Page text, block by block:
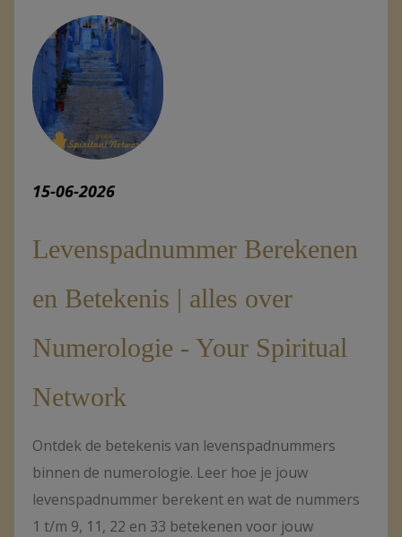
15-06-2026
Levenspadnummer Berekenen
en Betekenis | alles over
Numerologie - Your Spiritual
Network
Ontdek de betekenis van levenspadnummers
binnen de numerologie. Leer hoe je jouw
levenspadnummer berekent en wat de nummers
1 t/m 9, 11, 22 en 33 betekenen voor jouw